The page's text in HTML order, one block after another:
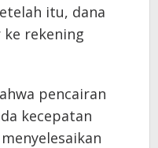
itu, dana
rekening
pencairan
kecepatan